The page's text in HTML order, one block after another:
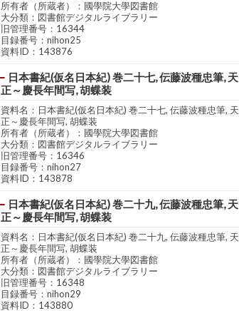
所有者（所蔵者）：國學院大學図書館
大分類：図書館デジタルライブラリー
旧管理番号：16344
目録番号：nihon25
資料ID：143876
日本書紀(仮名日本紀) 巻二十七, 伝藤波種忠筆, 天
正～慶長年間写, 胡蝶装
資料名：日本書紀(仮名日本紀) 巻二十七, 伝藤波種忠筆, 天
正～慶長年間写, 胡蝶装
所有者（所蔵者）：國學院大學図書館
大分類：図書館デジタルライブラリー
旧管理番号：16346
目録番号：nihon27
資料ID：143878
日本書紀(仮名日本紀) 巻二十九, 伝藤波種忠筆, 天
正～慶長年間写, 胡蝶装
資料名：日本書紀(仮名日本紀) 巻二十九, 伝藤波種忠筆, 天
正～慶長年間写, 胡蝶装
所有者（所蔵者）：國學院大學図書館
大分類：図書館デジタルライブラリー
旧管理番号：16348
目録番号：nihon29
資料ID：143880